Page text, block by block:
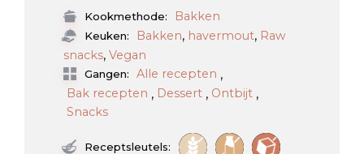
Kookmethode: Bakken
Keuken: Bakken, havermout, Raw
snacks, Vegan
Gangen: Alle recepten ,
Bak recepten , Dessert , Ontbijt ,
Snacks
Receptsleutels: